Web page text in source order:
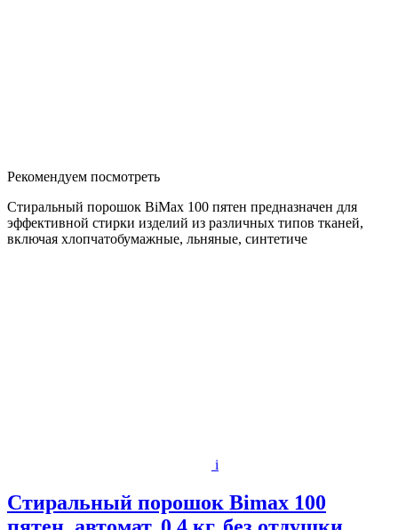
Рекомендуем посмотреть
Стиральный порошок BiMax 100 пятен предназначен для
эффективной стирки изделий из различных типов тканей,
включая хлопчатобумажные, льняные, синтетиче
i
Стиральный порошок Bimax 100